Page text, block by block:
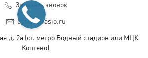
Заказать звонок
opt@slavasio.ru
д. 2а(ст. метро Водный стадион или МЦК
Коптево)